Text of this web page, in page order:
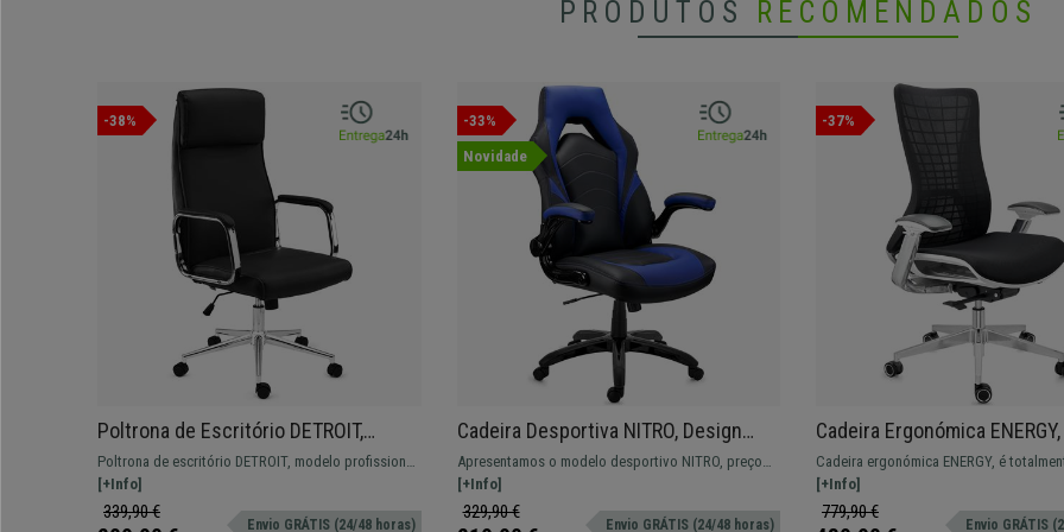
PRODUTOS RECOMENDADOS
-38%
Poltrona de Escritório DETROIT,
Design Elegante, Resistente,
Acabamentos Cromados, Em Pele,
Preto
Poltrona de escritório DETROIT, modelo profissional
com design elegante. Alto encosto ergonómico.
[+Info]
339,90 €
Envio GRÁTIS (24/48 horas)
-33%
Novidade
Cadeira Desportiva NITRO, Design
Exclusivo, Grosso Acolchoado, Em
Pele, Cor Preto e Azul
Apresentamos o modelo desportivo NITRO, preço
imbatível. Uma ótima escolha para qualquer espaço!
[+Info]
329,90 €
Envio GRÁTIS (24/48 horas)
-37%
Cadeira Ergonómica
Único, Tecnologia Avançada,
Preto
Cadeira ergonómica ENERGY, é
garantindo máxima comodidade ao
[+Info]
779,90 €
Envio GRÁTIS